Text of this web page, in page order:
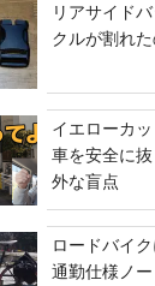
リアサイド
クルが割れ
イエローカ
車を安全に
外な盲点
ロードバイ
通勤仕様ノ